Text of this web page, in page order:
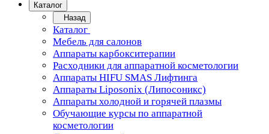
Каталог
Назад
Каталог
Мебель для салонов
Аппараты карбокситерапии
Расходники для аппаратной косметологии
Аппараты HIFU SMAS Лифтинга
Аппараты Liposonix (Липосоникс)
Аппараты холодной и горячей плазмы
Обучающие курсы по аппаратной
косметологии